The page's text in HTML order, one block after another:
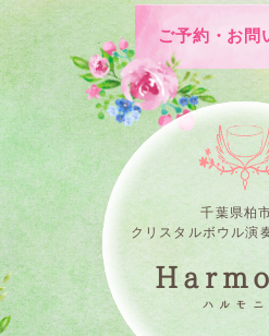
ご予約・お問
千葉県柏
クリスタルボウル演
ハルモニ